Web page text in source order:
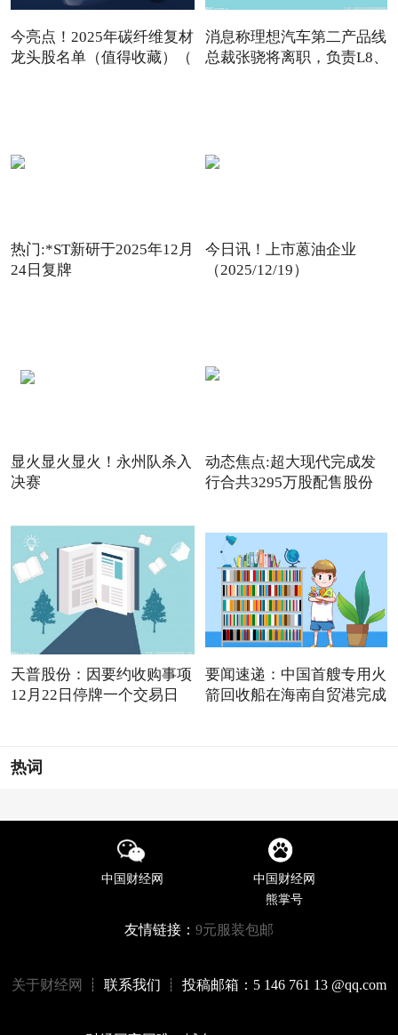
今亮点！2025年碳纤维复材
龙头股名单（值得收藏）（
消息称理想汽车第二产品线
总裁张骁将离职，负责L8、
热门:*ST新研于2025年12月
24日复牌
今日讯！上市蒽油企业
（2025/12/19）
显火显火显火！永州队杀入
决赛
动态焦点:超大现代完成发
行合共3295万股配售股份
天普股份：因要约收购事项
12月22日停牌一个交易日
要闻速递：中国首艘专用火
箭回收船在海南自贸港完成
热词
中国财经网
中国财经网
熊掌号
友情链接： 9元服装包邮
关于财经网 ┊ 联系我们 ┊ 投稿邮箱：5 146 761 13 @qq.com